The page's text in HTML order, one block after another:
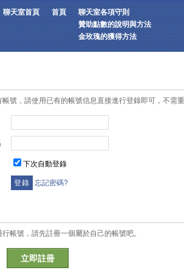
聊天室首頁 首頁
聊天室各項守則
贊助點數的說明與方法
金玫瑰的獲得方法
號，請使用已有的帳號信息直接進行登錄即可，不需
下次自動登錄
忘記密碼?
帳號，請先註冊一個屬於自己的帳號吧。
立即註冊